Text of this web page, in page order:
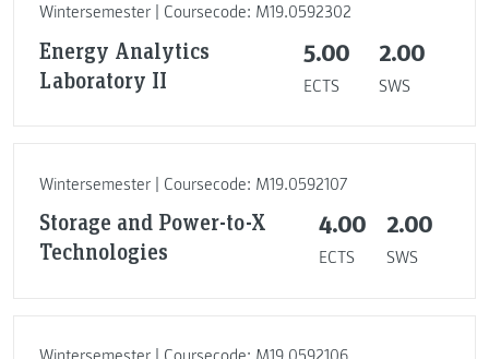
Wintersemester | Coursecode: M19.0592302
Energy Analytics
Laboratory II
5.00
ECTS
2.00
SWS
Wintersemester | Coursecode: M19.0592107
Storage and Power-to-X
Technologies
4.00
ECTS
2.00
SWS